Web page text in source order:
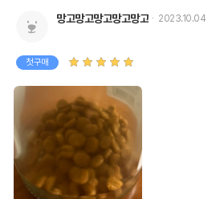
망고망고망고망고망고 2023.10.04
첫구매